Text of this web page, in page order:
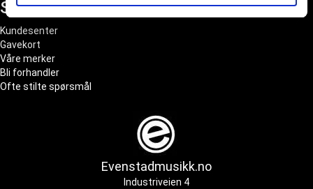
Snarveier
Kundesenter
Gavekort
Våre merker
Bli forhandler
Ofte stilte spørsmål
Evenstadmusikk.no
Industriveien 4